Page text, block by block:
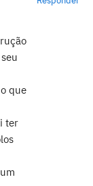
que
ter